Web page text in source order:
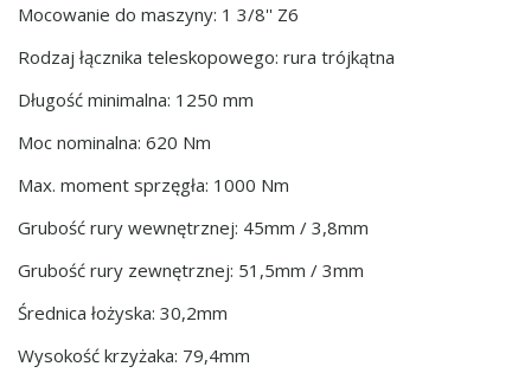
Mocowanie do maszyny: 1 3/8'' Z6
Rodzaj łącznika teleskopowego: rura trójkątna
Długość minimalna: 1250 mm
Moc nominalna: 620 Nm
Max. moment sprzęgła: 1000 Nm
Grubość rury wewnętrznej: 45mm / 3,8mm
Grubość rury zewnętrznej: 51,5mm / 3mm
Średnica łożyska: 30,2mm
Wysokość krzyżaka: 79,4mm